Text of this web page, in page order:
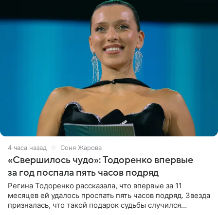
4 часа назад Соня Жарова
«Свершилось чудо»: Тодоренко впервые
за год поспала пять часов подряд
Регина Тодоренко рассказала, что впервые за 11
месяцев ей удалось проспать пять часов подряд. Звезда
призналась, что такой подарок судьбы случился